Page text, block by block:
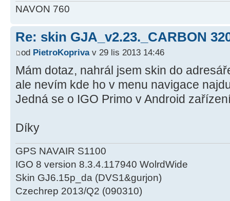
NAVON 760
Re: skin GJA_v2.23._CARBON
od PietroKoprivav 29 lis 2013 14:46
Mám dotaz, nahrál jsem skin do
ale nevím kde ho v menu navigace
Jedná se o IGO Primo v Android
Díky
GPS NAVAIR S1100
IGO 8 version 8.3.4.117940 WolrdWide
Skin GJ6.15p_da (DVS1&gurjon)
Czechrep 2013/Q2 (090310)